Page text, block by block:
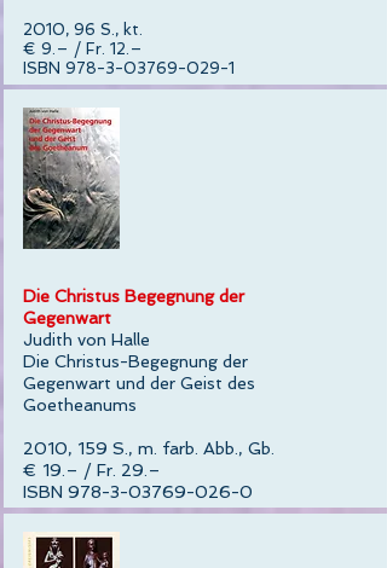
2010, 96 S., kt.
€ 9.– / Fr. 12.–
ISBN 978-3-03769-029-1
Die Christus Begegnung der
Gegenwart
Judith von Halle
Die Christus-Begegnung der
Gegenwart und der Geist des
Goetheanums
2010, 159 S., m. farb. Abb., Gb.
€ 19.– / Fr. 29.–
ISBN 978-3-03769-026-0